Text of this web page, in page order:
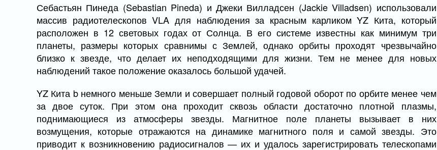
Себастьян Пинеда (Sebastian Pineda) и Джеки Вилладсен (Jackie Villadsen) использовали
массив радиотелескопов VLA для наблюдения за красным карликом YZ Кита, который
расположен в 12 световых годах от Солнца. В его системе известны как минимум три
планеты, размеры которых сравнимы с Землей, однако орбиты проходят чрезвычайно
близко к звезде, что делает их неподходящими для жизни. Тем не менее для новых
наблюдений такое положение оказалось большой удачей.
YZ Кита b немного меньше Земли и совершает полный годовой оборот по орбите менее чем
за двое суток. При этом она проходит сквозь области достаточно плотной плазмы,
поднимающиеся из атмосферы звезды. Магнитное поле планеты вызывает в них
возмущения, которые отражаются на динамике магнитного поля и самой звезды. Это
приводит к возникновению радиосигналов — их и удалось зарегистрировать телескопами